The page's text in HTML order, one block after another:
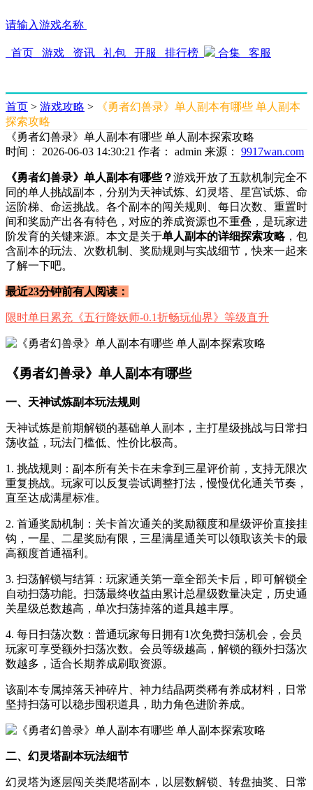
请输入游戏名称
首页 游戏 资讯 礼包 开服 排行榜 合集 客服
首页 > 游戏攻略 >
《勇者幻兽录》单人副本有哪些 单人副本
探索攻略
《勇者幻兽录》单人副本有哪些 单人副本探索攻略
时间： 2026-06-03 14:30:21 作者： admin 来源： 9917wan.com
《勇者幻兽录》单人副本有哪些？游戏开放了五款机制完全不
同的单人挑战副本，分别为天神试炼、幻灵塔、星宫试炼、命
运阶梯、命运挑战。各个副本的闯关规则、每日次数、重置时
间和奖励产出各有特色，对应的养成资源也不重叠，是玩家进
阶发育的关键来源。本文是关于单人副本的详细探索攻略，包
含副本的玩法、次数机制、奖励规则与实战细节，快来一起来
了解一下吧。
最近23分钟前有人阅读：
限时单日累充《五行降妖师-0.1折畅玩仙界》等级直升
《勇者幻兽录》单人副本有哪些
一、天神试炼副本玩法规则
天神试炼是前期解锁的基础单人副本，主打星级挑战与日常扫
荡收益，玩法门槛低、性价比极高。
1. 挑战规则：副本所有关卡在未拿到三星评价前，支持无限次
重复挑战。玩家可以反复尝试调整打法，慢慢优化通关节奏，
直至达成满星标准。
2. 首通奖励机制：关卡首次通关的奖励额度和星级评价直接挂
钩，一星、二星奖励有限，三星满星通关可以领取该关卡的最
高额度首通福利。
3. 扫荡解锁与结算：玩家通关第一章全部关卡后，即可解锁全
自动扫荡功能。扫荡最终收益由累计总星级数量决定，历史通
关星级总数越高，单次扫荡掉落的道具越丰厚。
4. 每日扫荡次数：普通玩家每日拥有1次免费扫荡机会，会员
玩家可享受额外扫荡次数。会员等级越高，解锁的额外扫荡次
数越多，适合长期养成刷取资源。
该副本专属掉落天神碎片、神力结晶两类稀有养成材料，日常
坚持扫荡可以稳步囤积道具，助力角色进阶养成。
二、幻灵塔副本玩法细节
幻灵塔为逐层闯关类爬塔副本，以层数解锁、转盘抽奖、日常